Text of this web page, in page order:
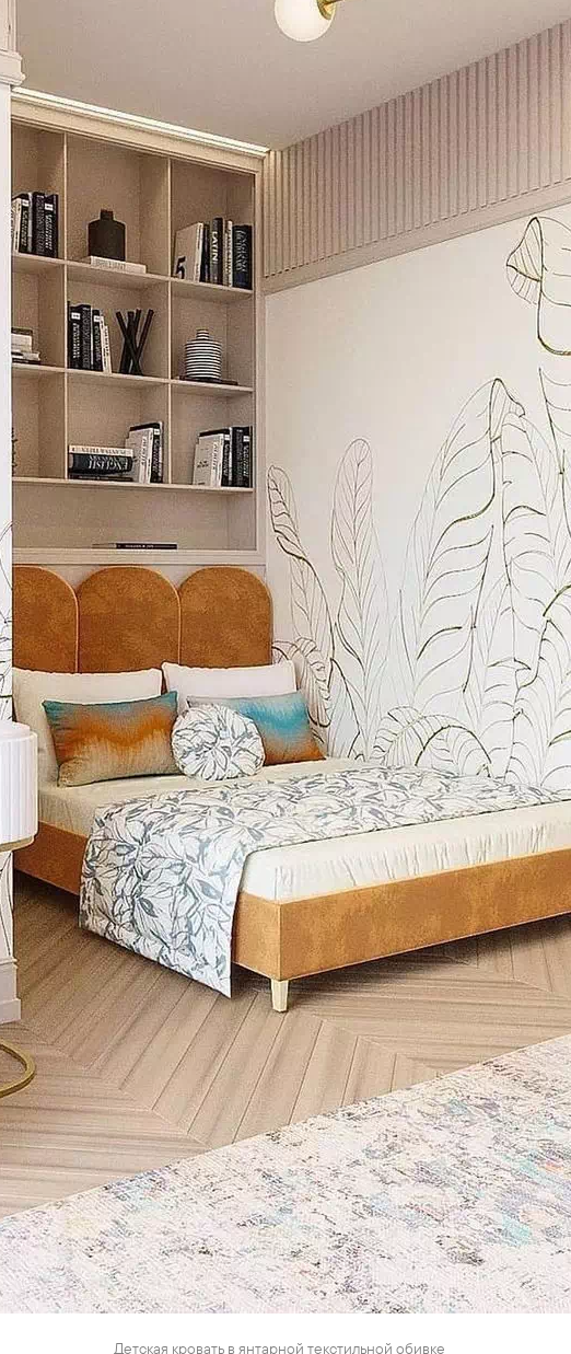
Детская кровать в янтарной текстильной обивке